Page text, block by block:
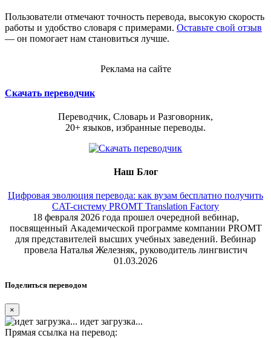
Пользователи отмечают точность перевода, высокую скорость
работы и удобство словаря с примерами. Оставьте свой отзыв
— он помогает нам становиться лучше.
Реклама на сайте
Скачать переводчик
Переводчик, Словарь и Разговорник,
20+ языков, избранные переводы.
Наш Блог
Цифровая эволюция перевода: как вузам бесплатно получить
CAT-систему PROMT Translation Factory
18 февраля 2026 года прошел очередной вебинар,
посвященный Академической программе компании PROMT
для представителей высших учебных заведений. Вебинар
провела Наталья Железняк, руководитель лингвистич
01.03.2026
Поделиться переводом
×
идет загрузка...
Прямая ссылка на перевод: